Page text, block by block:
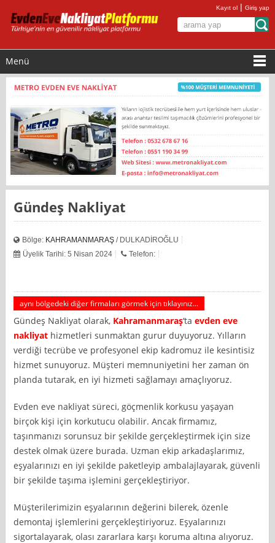
Kayıt ol |Giriş yap
Menü
Gündeş Nakliyat
Bölge: KAHRAMANMARAŞ / DULKADİROĞLU
Üyelik Tarihi: 5 Nisan 2024
Telefon:
aynı bölgedeki diğer firmaları görmek için tıklayınız...
Gündeş Nakliyat olarak, Kahramanmaraş‘taevden eve
nakliyat hizmetleri sunmaktan gurur duyuyoruz. Yılların
verdiği tecrübe ve profesyonel ekip kadromuz ile kesintisiz
hizmet sunuyoruz. Müşteri memnuniyetini her zaman ön
planda tutarak, en iyi hizmeti sağlamayı amaçlıyoruz.
Evden eve nakliyat süreci, göçmenlik korkusu yaşayan
birçok kişi için korkutucu olabilir. Ancak firmamız,
taşınmanızı sorunsuz bir şekilde gerçekleştirmek için size
destek olmak üzere burada. Uzman ekip arkadaşlarımız,
eşyalarınızı en iyi şekilde paketleyip ambalajlayarak, güvenli
bir şekilde taşıma işlemini gerçekleştiriyor.
Müşterilerimizin eşyalarının değerini bilerek, özenle
demontaj işlemlerini gerçekleştiriyoruz. Eşyalarınızı
sigortalayarak, olası zararlara karşı koruma altına alıyoruz.